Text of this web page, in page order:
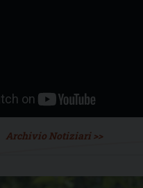
Archivio Notiziari >>